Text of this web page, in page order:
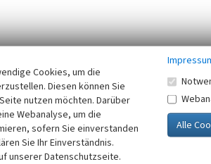
Cookies, um die
Diesen können Sie
nutzen möchten. Darüber
Webanalyse, um die
sofern Sie einverstanden
Sie Ihr Einverständnis.
unserer Datenschutzseite.